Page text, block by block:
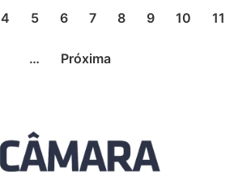
4 5 6 7 8 9 10 11
… Próxima